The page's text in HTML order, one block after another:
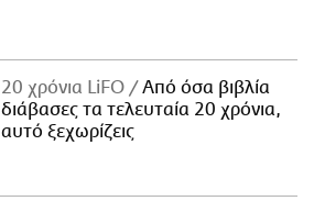
20 χρόνια LiFO
Από όσα βιβλία
διάβασες τα τελευταία 20 χρόνια,
αυτό ξεχωρίζεις